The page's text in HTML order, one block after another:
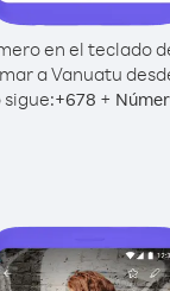
en el teclado
a Vanuatu
+678 +